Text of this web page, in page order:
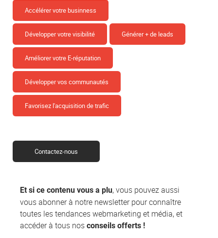
Accélérer votre businness
Développer votre visibilité Générer + de leads
Améliorer votre E-réputation
Développer vos communautés
Favorisez l'acquisition de trafic
Contactez-nous
Et si ce contenu vous a plu, vous pouvez aussi
vous abonner à notre newsletter pour connaître
toutes les tendances webmarketing et média, et
accéder à tous nosconseils offerts !